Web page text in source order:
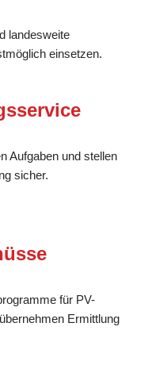
landesweite
einsetzen.
Aufgaben und stellen
sicher.
für PV-
Ermittlung